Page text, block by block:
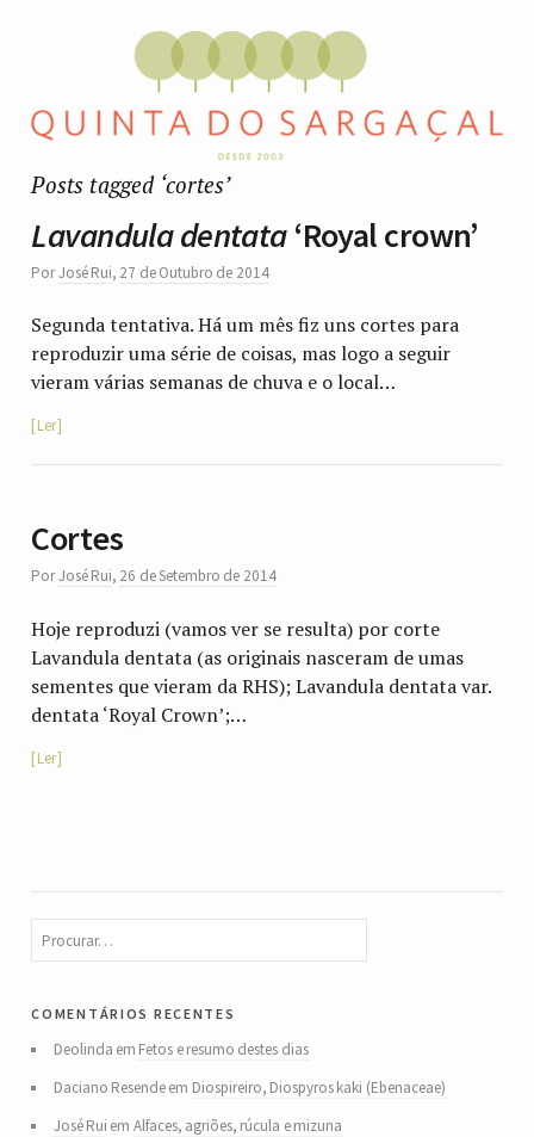
Posts tagged ‘cortes’
Lavandula dentata‘Royal crown’
PorJosé Rui, 27 de Outubro de 2014
Segunda tentativa. Há um mês fiz uns cortes para
reproduzir uma série de coisas, mas logo a seguir
vieram várias semanas de chuva e o local…
Ler
Cortes
PorJosé Rui, 26 de Setembro de 2014
Hoje reproduzi (vamos ver se resulta) por corte
Lavandula dentata (as originais nasceram de umas
sementes que vieram da RHS); Lavandula dentata var.
dentata ‘Royal Crown’;…
Ler
comentários recentes
Deolinda em Fetos e resumo destes dias
Daciano Resendeem Diospireiro, Diospyros kaki (Ebenaceae)
José Rui em Alfaces, agriões, rúcula e mizuna